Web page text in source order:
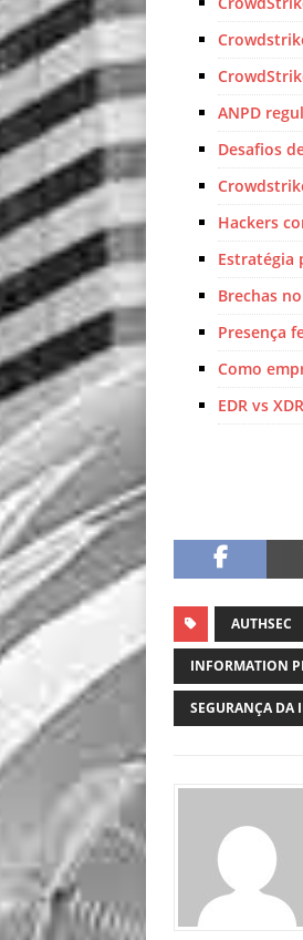
ANPD
Desafios
Hackers
Estratégia
Brechas
Presença
Como
EDR vs
AUTHSEC
INFORMATION
SEGURANÇA DA